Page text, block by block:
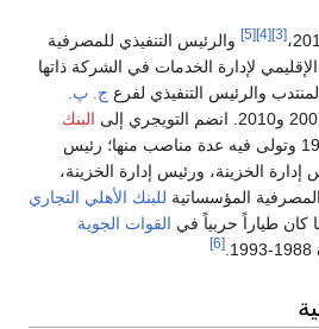
[3]
[4]
[5]
والرئيس التنفيذي للمصرفية
لإدارة الخدمات في الشركة ذاتها
ج. پ.
البنك
عام 1995 وتولى فيه عدة مناصب منها؛ رئيس
الخزينة، ورئيس إدارة الخزينة،
المؤسساتية للبنك الأهلي التجاري
القوات الجوية
[6]